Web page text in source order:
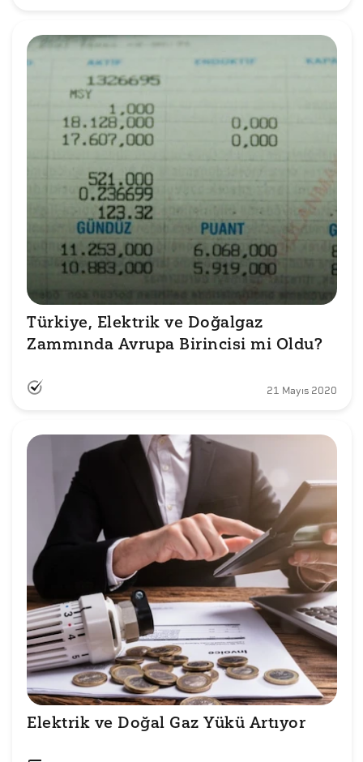
Türkiye, Elektrik ve Doğalgaz
Zammında Avrupa Birincisi mi Oldu?
21 Mayıs 2020
Elektrik ve Doğal Gaz Yükü Artıyor